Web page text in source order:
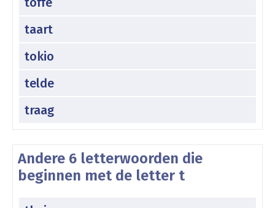
taart
tokio
telde
traag
Andere 6 letterwoorden die
beginnen met de letter t